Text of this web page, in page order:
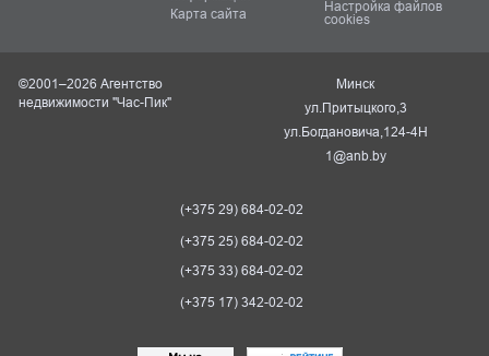
Карта сайта
Настройка файлов
cookies
©2001–2026 Агентство
недвижимости "Час-Пик"
Минск
ул.Притыцкого,3
ул.Богдановича,124-4Н
1@anb.by
(+375 29) 684-02-02
(+375 25) 684-02-02
(+375 33) 684-02-02
(+375 17) 342-02-02